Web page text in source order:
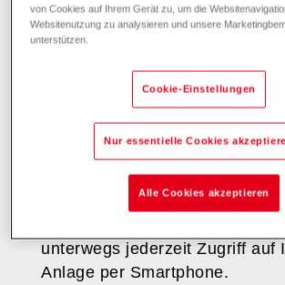
den Heizbetrieb darauf ab.
vorausschauende,
Ertrag der Solaranlage
um besonders energiesparend
gewünschten Temperaturen zu
Mit dem intuitivenTouchscreen
sich Raumklima, Trinkwasser
einfach überblicken und
unterwegs jederzeit Zugriff auf
Anlage per Smartphone.
von Cookies auf Ihrem Gerät zu, um die
Websitenutzung zu analysieren und unsere
unterstützen.
Cookie-Einstellungen
Nur essentielle Cookies
Alle Cookies akzeptieren